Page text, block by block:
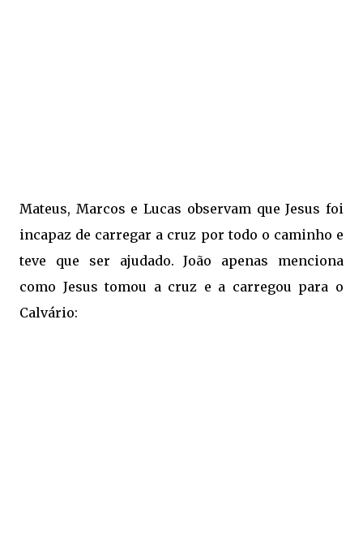
Mateus, Marcos e Lucas observam que Jesus foi
incapaz de carregar a cruz por todo o caminho e
teve que ser ajudado. João apenas menciona
como Jesus tomou a cruz e a carregou para o
Calvário: